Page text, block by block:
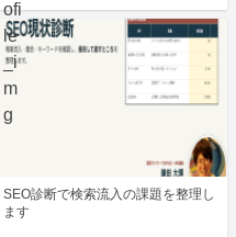
SEO診断で検索流入の課題を整理し
ます